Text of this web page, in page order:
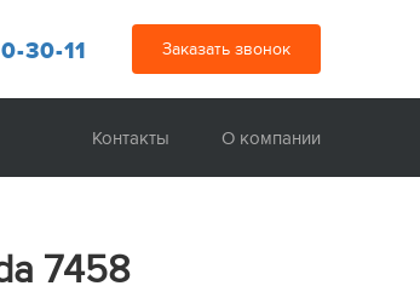
30-11 Заказать звонок
О компании
Контакты
7458